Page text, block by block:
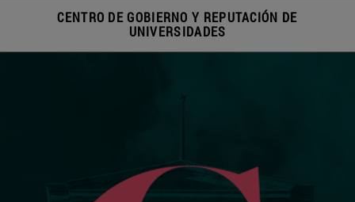
CENTRO DE GOBIERNO Y REPUTACIÓN DE
UNIVERSIDADES